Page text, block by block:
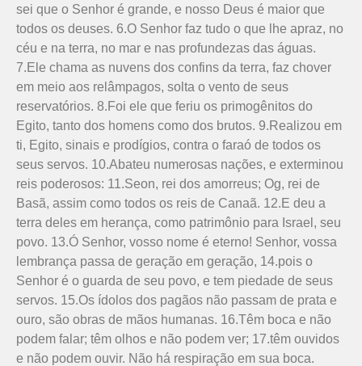
sei que o Senhor é grande, e nosso Deus é maior que
todos os deuses. 6.O Senhor faz tudo o que lhe apraz, no
céu e na terra, no mar e nas profundezas das águas.
7.Ele chama as nuvens dos confins da terra, faz chover
em meio aos relâmpagos, solta o vento de seus
reservatórios. 8.Foi ele que feriu os primogênitos do
Egito, tanto dos homens como dos brutos. 9.Realizou em
ti, Egito, sinais e prodígios, contra o faraó de todos os
seus servos. 10.Abateu numerosas nações, e exterminou
reis poderosos: 11.Seon, rei dos amorreus; Og, rei de
Basã, assim como todos os reis de Canaã. 12.E deu a
terra deles em herança, como patrimônio para Israel, seu
povo. 13.Ó Senhor, vosso nome é eterno! Senhor, vossa
lembrança passa de geração em geração, 14.pois o
Senhor é o guarda de seu povo, e tem piedade de seus
servos. 15.Os ídolos dos pagãos não passam de prata e
ouro, são obras de mãos humanas. 16.Têm boca e não
podem falar; têm olhos e não podem ver; 17.têm ouvidos
e não podem ouvir. Não há respiração em sua boca.